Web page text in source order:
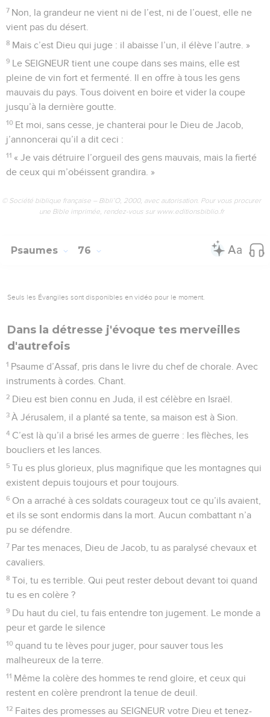
7 Non, la grandeur ne vient ni de l’est, ni de l’ouest, elle ne
vient pas du désert.
8 Mais c’est Dieu qui juge : il abaisse l’un, il élève l’autre. »
9 Le SEIGNEUR tient une coupe dans ses mains, elle est
pleine de vin fort et fermenté. Il en offre à tous les gens
mauvais du pays. Tous doivent en boire et vider la coupe
jusqu’à la dernière goutte.
10 Et moi, sans cesse, je chanterai pour le Dieu de Jacob,
j’annoncerai qu’il a dit ceci :
11 « Je vais détruire l’orgueil des gens mauvais, mais la fierté
de ceux qui m’obéissent grandira. »
© Société biblique française – Bibli’O, 2000, avec autorisation. Pour vous procurer
une Bible imprimée, rendez-vous sur www.editionsbiblio.fr
Psaumes 76
Seuls les Évangiles sont disponibles en vidéo pour le moment.
Dans la détresse j'évoque tes merveilles
d'autrefois
1 Psaume d’Assaf, pris dans le livre du chef de chorale. Avec
instruments à cordes. Chant.
2 Dieu est bien connu en Juda, il est célèbre en Israël.
3 À Jérusalem, il a planté sa tente, sa maison est à Sion.
4 C’est là qu’il a brisé les armes de guerre : les flèches, les
boucliers et les lances.
5 Tu es plus glorieux, plus magnifique que les montagnes qui
existent depuis toujours et pour toujours.
6 On a arraché à ces soldats courageux tout ce qu’ils avaient,
et ils se sont endormis dans la mort. Aucun combattant n’a
pu se défendre.
7 Par tes menaces, Dieu de Jacob, tu as paralysé chevaux et
cavaliers.
8 Toi, tu es terrible. Qui peut rester debout devant toi quand
tu es en colère ?
9 Du haut du ciel, tu fais entendre ton jugement. Le monde a
peur et garde le silence
10 quand tu te lèves pour juger, pour sauver tous les
malheureux de la terre.
11 Même la colère des hommes te rend gloire, et ceux qui
restent en colère prendront la tenue de deuil.
12 Faites des promesses au SEIGNEUR votre Dieu et tenez-